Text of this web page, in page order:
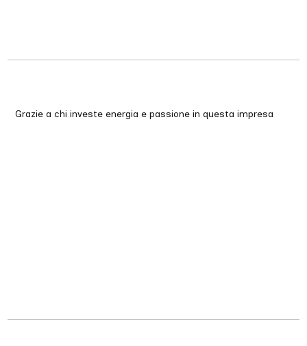
Grazie a chi investe energia e passione in questa impresa